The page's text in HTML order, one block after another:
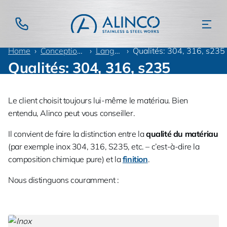
Home Conception information Langue d'offre Qualités: 304, 316, s235
Qualités: 304, 316, s235
Le client choisit toujours lui-même le matériau. Bien
entendu, Alinco peut vous conseiller.
Il convient de faire la distinction entre laqualité du matériau
(par exemple inox 304, 316, S235, etc. – c’est-à-dire la
composition chimique pure) et lafinition.
Nous distinguons couramment :